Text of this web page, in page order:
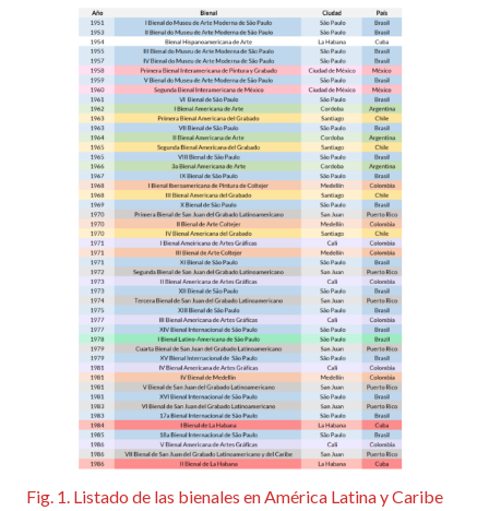
Fig. 1. Listado de las bienales en América Latina y Caribe